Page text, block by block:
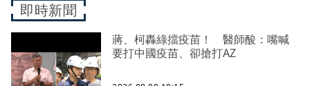
即時新聞
蔣、柯轟綠擋疫苗！ 醫師酸：嘴喊
要打中國疫苗、卻搶打AZ